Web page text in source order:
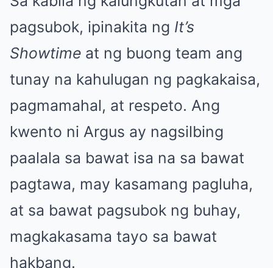
pagsubok, ipinakita ng It’s
Showtime at ng buong team ang
tunay na kahulugan ng pagkakaisa,
pagmamahal, at respeto. Ang
kwento ni Argus ay nagsilbing
paalala sa bawat isa na sa bawat
pagtawa, may kasamang pagluha,
at sa bawat pagsubok ng buhay,
magkakasama tayo sa bawat
hakbang.